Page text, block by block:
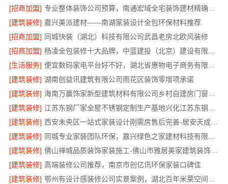
[招商加盟]
[建筑装修] 嘉兴美派建材——南湖家装设计全包环保材料推荐
[招商加盟] 同城快装（湖北）科技有限公司武昌老房北欧风装修
[招商加盟]
[生活服务]
[建筑装修] 湖南创益讯建筑有限公司雨花区装饰零增项承诺
[建筑装修]
[建筑装修]
[建筑装修]
西安未央区一站式家装设计刚需房售后完善-居安天成建筑工程有限责任公司
[建筑装修]
[建筑装修]
佛山禅城品质装饰家装施工-佛山市雅居美家建筑装饰工程有限公司
[建筑装修] 高端装修公司推荐，南京市创亿讯环保家装口碑佳
[建筑装修]